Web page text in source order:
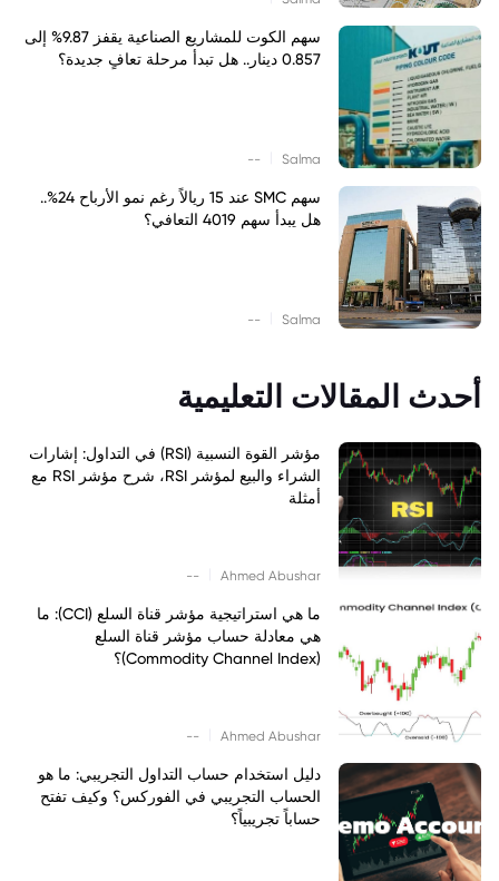
سهم الكوت للمشاريع الصناعية يقفز 9.87% إلى
0.857 دينار.. هل تبدأ مرحلة تعافٍ جديدة؟
Salma
--
سهم SMC عند 15 ريالاً رغم نمو الأرباح 24%..
هل يبدأ سهم 4019 التعافي؟
Salma
--
أحدث المقالات التعليمية
مؤشر القوة النسبية (RSI) في التداول: إشارات
الشراء والبيع لمؤشر RSI، شرح مؤشر RSI مع
أمثلة
Ahmed Abushar
--
ما هي استراتيجية مؤشر قناة السلع (CCI): ما
هي معادلة حساب مؤشر قناة السلع
(Commodity Channel Index)؟
Ahmed Abushar
--
دليل استخدام حساب التداول التجريبي: ما هو
الحساب التجريبي في الفوركس؟ وكيف تفتح
حساباً تجريبياً؟